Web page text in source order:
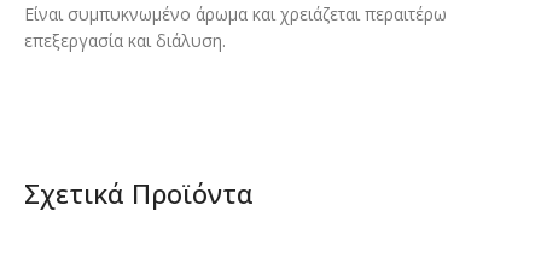
Είναι συμπυκνωμένο άρωμα και χρειάζεται περαιτέρω
επεξεργασία και διάλυση.
Σχετικά Προϊόντα